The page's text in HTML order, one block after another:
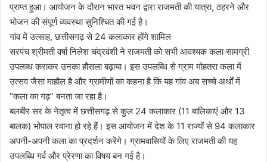
प्राप्त हुआ। आयोजन के दौरान भारत भवन द्वारा राजमती की यात्रा, ठहरने और
भोजन की संपूर्ण व्यवस्था सुनिश्चित की गई है।
गांव में उत्साह, छत्तीसगढ़ से 24 कलाकार होंगे शामिल
सरपंच श्रीमती वर्षा निलेश चंद्रवंशी ने राजमती को सभी आवश्यक कला सामग्री
उपलब्ध कराकर उनका हौसला बढ़ाया। इस उपलब्धि से ग्राम मोहतरा कला में
उत्सव जैसा माहौल है और ग्रामीणों का कहना है कि यह गांव अब सच्चे अर्थों में
“कला का गढ़” बनता जा रहा है।
बलबीर सर के नेतृत्व में छत्तीसगढ़ से कुल 24 कलाकार (11 बालिकाएं और 13
बालक) भोपाल रवाना हो रहे हैं। इस आयोजन में देश के 11 राज्यों से 94 कलाकार
अपनी-अपनी कला का प्रदर्शन करेंगे। ग्रामवासियों के लिए राजमती की यह
उपलब्धि गर्व और प्रेरणा का विषय बन गई है।